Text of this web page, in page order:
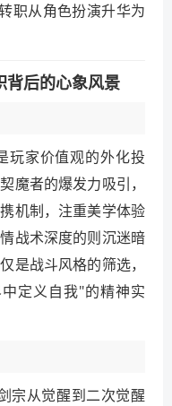
职从角色扮演升华为
后的心象风景
玩家价值观的外化投
魔者的爆发力吸引，
机制，注重美学体验
战术深度的则沉迷暗
是战斗风格的筛选，
定义自我"的精神实
宗从觉醒到二次觉醒